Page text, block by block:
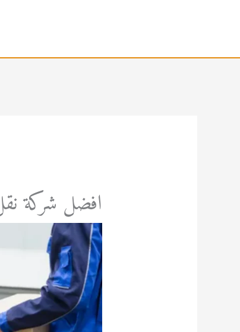
المحتوى
افضل شركة